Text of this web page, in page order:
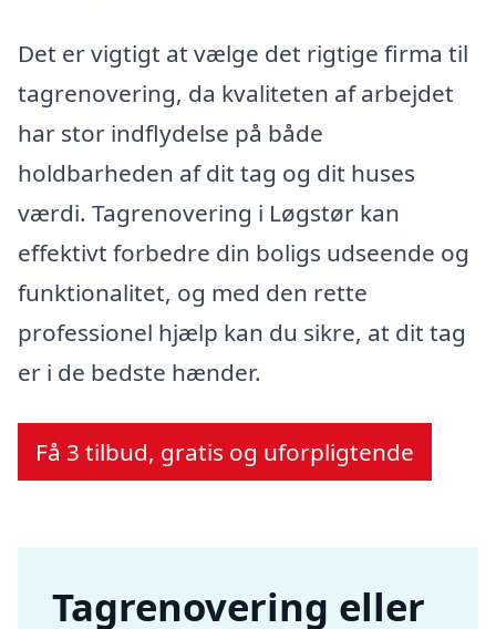
Det er vigtigt at vælge det rigtige firma til
tagrenovering, da kvaliteten af arbejdet
har stor indflydelse på både
holdbarheden af dit tag og dit huses
værdi. Tagrenovering i Løgstør kan
effektivt forbedre din boligs udseende og
funktionalitet, og med den rette
professionel hjælp kan du sikre, at dit tag
er i de bedste hænder.
Få 3 tilbud, gratis og uforpligtende
Tagrenovering eller